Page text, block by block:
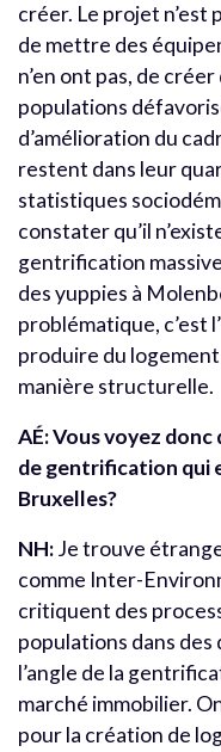
créer. Le projet n’est
de mettre des
n’en ont pas, de
populations
d’amélioration du
restent dans leur
statistiques
constater qu’il
gentrification
des yuppies à
problématique, c’est
produire du
manière structurelle.
AÉ:Vous voyez
de gentrification qui
Bruxelles?
NH:Je trouve
comme Inter-
critiquent des
populations dans
l’angle de la
marché immobilier.
pour la création de